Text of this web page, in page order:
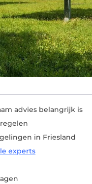
advies belangrijk is
in Friesland
experts